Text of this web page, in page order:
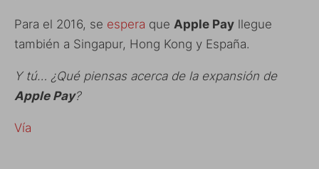
Para el 2016, se espera que Apple Pay llegue
también a Singapur, Hong Kong y España.
Y tú… ¿Qué piensas acerca de la expansión de
Apple Pay?
Vía